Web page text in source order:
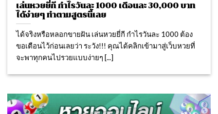
เล่นหวยยี่กี กำไรวันละ 1000 เดือนละ 30,000 บาท
ได้ง่ายๆ ทำตามสูตรนี้เลย
ได้จริงหรือหลอกขายฝัน เล่นหวยยี่กี กำไรวันละ 1000 ต้อง
ขอเตือนไว้ก่อนเลยว่า ระวัง!!! คุณได้คลิกเข้ามาสู่เว็บหวยที่
จะพาทุกคนไปรวยแบบง่ายๆ [...]